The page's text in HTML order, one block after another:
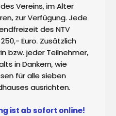
Vereins, im Alter
zur Verfügung. Jede
des NTV
Euro. Zusätzlich
bzw. jeder Teilnehmer,
in Dankern, wie
für alle sieben
ausrichten.
ist ab sofort online!